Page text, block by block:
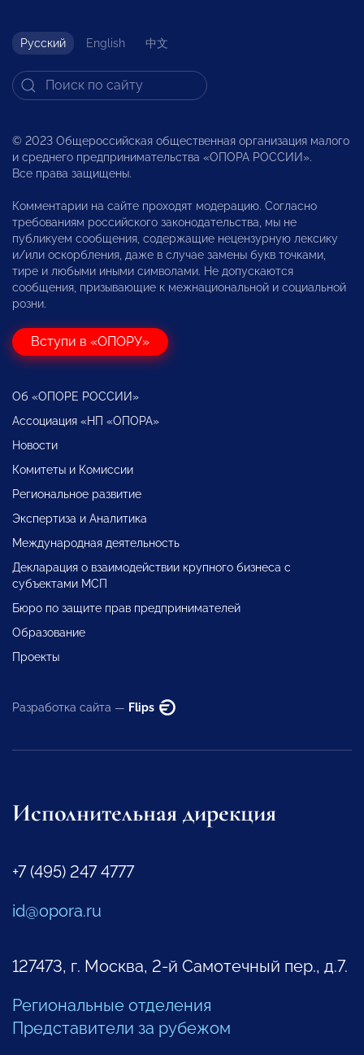
Русский English 中文
© 2023 Общероссийская общественная организация малого
и среднего предпринимательства «ОПОРА РОССИИ».
Все права защищены.
Комментарии на сайте проходят модерацию. Согласно
требованиям российского законодательства, мы не
публикуем сообщения, содержащие нецензурную лексику
и/или оскорбления, даже в случае замены букв точками,
тире и любыми иными символами. Не допускаются
сообщения, призывающие к межнациональной и социальной
розни.
Вступи в «ОПОРУ»
Об «ОПОРЕ РОССИИ»
Ассоциация «НП «ОПОРА»
Новости
Комитеты и Комиссии
Региональное развитие
Экспертиза и Аналитика
Международная деятельность
Декларация о взаимодействии крупного бизнеса с
субъектами МСП
Бюро по защите прав предпринимателей
Образование
Проекты
Разработка сайта — Flips
Исполнительная дирекция
+7 (495) 247 4777
id@opora.ru
127473, г. Москва, 2-й Самотечный пер., д.7.
Региональные отделения
Представители за рубежом